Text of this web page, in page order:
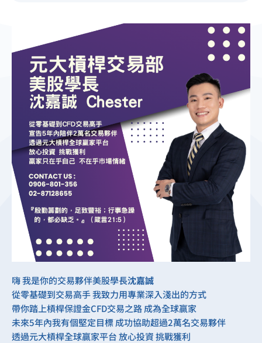
嗨 我是你的交易夥伴美股學長沈嘉誠
從零基礎到交易高手 我致力用專業深入淺出的方式
帶你踏上槓桿保證金CFD交易之路 成為全球贏家
未來5年內我有個堅定目標 成功協助超過2萬名交易夥伴
透過元大槓桿全球贏家平台 放心投資 挑戰獲利